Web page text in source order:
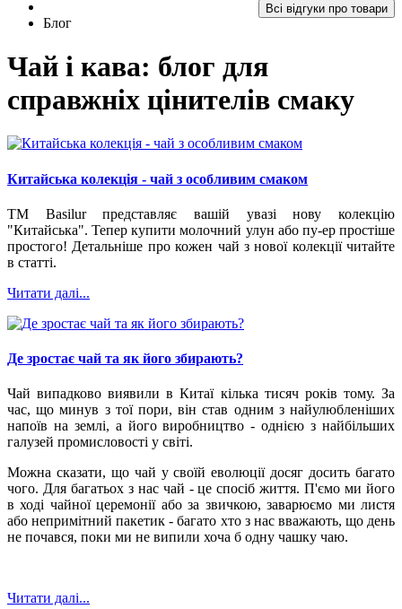
Всі відгуки про товари
Блог
Чай і кава: блог для
справжніх цінителів смаку
Китайська колекція - чай з особливим смаком
ТМ Basilur представляє вашій увазі нову колекцію
"Китайська". Тепер купити молочний улун або пу-ер простіше
простого! Детальніше про кожен чай з нової колекції читайте
в статті.
Читати далі...
Де зростає чай та як його збирають?
Чай випадково виявили в Китаї кілька тисяч років тому. За
час, що минув з тої пори, він став одним з найулюбленіших
напоїв на землі, а його виробництво - однією з найбільших
галузей промисловості у світі.
Можна сказати, що чай у своїй еволюції досяг досить багато
чого. Для багатьох з нас чай - це спосіб життя. П'ємо ми його
в ході чайної церемонії або за звичкою, заварюємо ми листя
або непримітний пакетик - багато хто з нас вважають, що день
не почався, поки ми не випили хоча б одну чашку чаю.
Читати далі...